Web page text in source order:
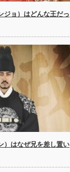
ジョ）はどんな王だっ
）はなぜ兄を差し置い